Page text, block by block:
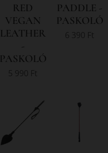
RED
VEGAN
LEATHER
-
PASKOLÓ
PADDLE -
PASKOLÓ